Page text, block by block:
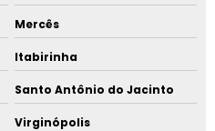
Mercês
Itabirinha
Santo Antônio do Jacinto
Virginópolis